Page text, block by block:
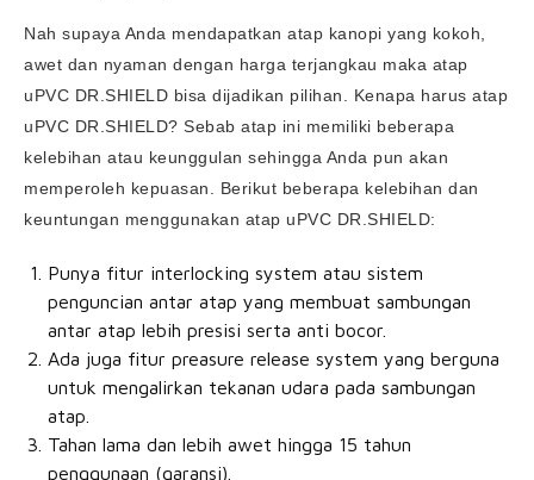
Nah supaya Anda mendapatkan atap kanopi yang kokoh,
awet dan nyaman dengan harga terjangkau maka atap
uPVC DR.SHIELD bisa dijadikan pilihan. Kenapa harus atap
uPVC DR.SHIELD? Sebab atap ini memiliki beberapa
kelebihan atau keunggulan sehingga Anda pun akan
memperoleh kepuasan. Berikut beberapa kelebihan dan
keuntungan menggunakan atap uPVC DR.SHIELD:
Punya fitur interlocking system atau sistem
penguncian antar atap yang membuat sambungan
antar atap lebih presisi serta anti bocor.
Ada juga fitur preasure release system yang berguna
untuk mengalirkan tekanan udara pada sambungan
atap.
Tahan lama dan lebih awet hingga 15 tahun
penggunaan (garansi).